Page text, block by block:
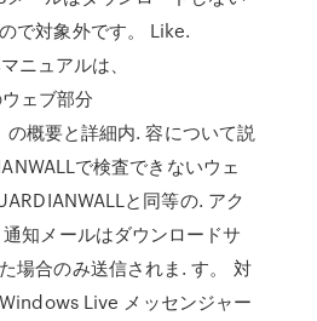
で対象外です。 Like.
ュアルは、
ェブ部分
の概要と詳細内. 容について説
で検査できないウェ
と同等の. アク
知メールはダウンロードサ
場合のみ送信されま. す。 対
Live メッセンジャー